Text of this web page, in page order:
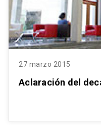
27 marzo 2015
Aclaración del